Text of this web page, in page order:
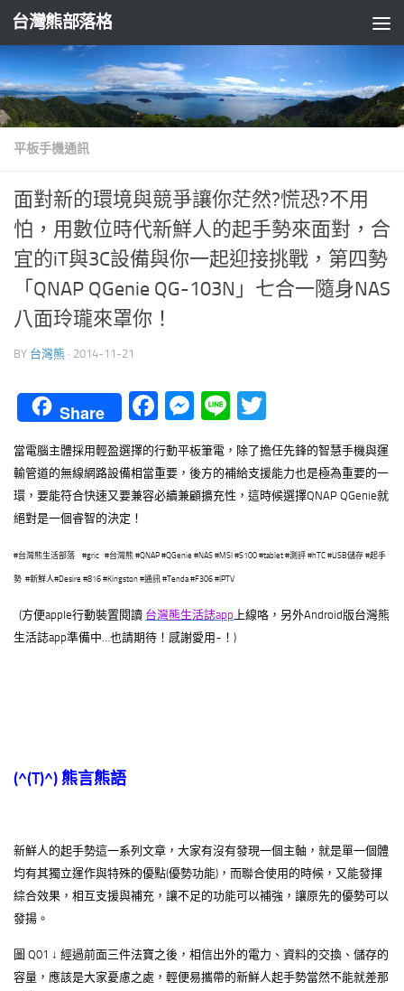
Skip to content
台灣熊部落格
平板手機通訊
面對新的環境與競爭讓你茫然?慌恐?不用
怕，用數位時代新鮮人的起手勢來面對，合
宜的iT與3C設備與你一起迎接挑戰，第四勢
「QNAP QGenie QG-103N」七合一隨身NAS
八面玲瓏來罩你！
BY 台灣熊 · 2014-11-21
Share Facebook
Messenger
Line
當電腦主體採用輕盈選擇的行動平板筆電，除了擔任先鋒的智慧手機與運
輸管道的無線網路設備相當重要，後方的補給支援能力也是極為重要的一
環，要能符合快速又要兼容必續兼顧擴充性，這時候選擇QNAP QGenie就
絕對是一個睿智的決定！
#台灣熊生活部落 #gric #台灣熊 #QNAP #QGenie #NAS #MSI #S100 #tablet #測評 #hTC #USB儲存 #起手
勢 #新鮮人#Desire #816 #Kingston #通訊 #Tenda #F306 #IPTV
(方便apple行動裝置閱讀 台灣熊生活誌app 上線咯，另外Android版台灣熊
生活誌app準備中…也請期待！感謝愛用~！)
(^(T)^) 熊言熊語
新鮮人的起手勢這一系列文章，大家有沒有發現一個主軸，就是單一個體
均有其獨立運作與特殊的優點(優勢功能)，而聯合使用的時候，又能發揮
綜合效果，相互支援與補充，讓不足的功能可以補強，讓原先的優勢可以
發揚。
圖 Q01 ↓ 經過前面三件法寶之後，相信出外的電力、資料的交換、儲存的
容量，應該是大家憂慮之處，輕便易攜帶的新鮮人起手勢當然不能就差那